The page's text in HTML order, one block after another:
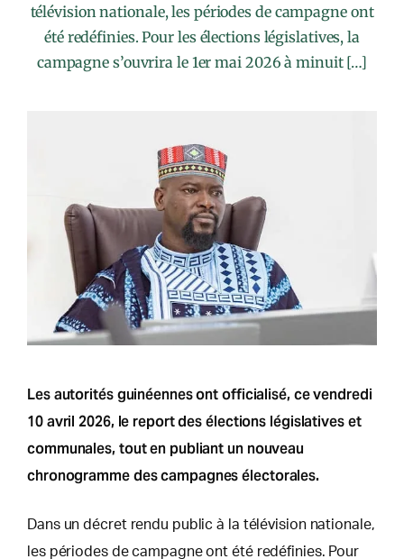
télévision nationale, les périodes de campagne ont
été redéfinies. Pour les élections législatives, la
campagne s’ouvrira le 1er mai 2026 à minuit […]
Les autorités guinéennes ont officialisé, ce vendredi
10 avril 2026, le report des élections législatives et
communales, tout en publiant un nouveau
chronogramme des campagnes électorales.
Dans un décret rendu public à la télévision nationale,
les périodes de campagne ont été redéfinies. Pour